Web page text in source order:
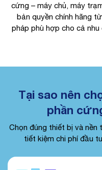
cứng – máy chủ, máy
bản quyền chính hãng
pháp phù hợp cho cả
Tại sao nên
phần
Chọn đúng thiết bị và nền
tiết kiệm chi phí đầu